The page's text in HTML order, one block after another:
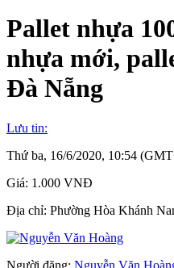
Pallet nhựa
nhựa mới,
Đà Nẵng
Lưu tin:
Thứ ba, 16/6/2020, 10:54
Giá: 1.000 VNĐ
Địa chỉ: Phường Hòa Khánh
Người đăng: Nguyễn Văn